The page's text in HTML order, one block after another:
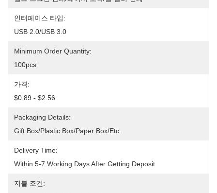
인터페이스 타입:
USB 2.0/USB 3.0
Minimum Order Quantity:
100pcs
가격:
$0.89 - $2.56
Packaging Details:
Gift Box/Plastic Box/Paper Box/etc.
Delivery Time:
Within 5-7 Working Days After Getting Deposit
지불 조건: